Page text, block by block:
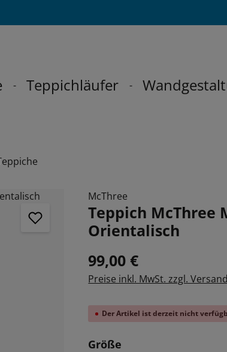
Teppichläufer
McThree
Teppich McThree
Orientalisch
99,00 €
Preise inkl. MwSt. zzgl.
Der Artikel ist derzeit nicht
Größe